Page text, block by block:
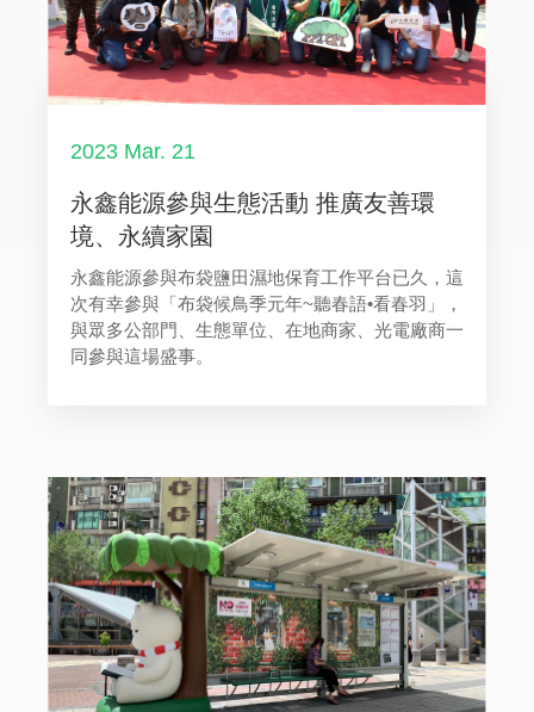
2023 Mar. 21
永鑫能源參與生態活動 推廣友善環
境、永續家園
永鑫能源參與布袋鹽田濕地保育工作平台已久，這
次有幸參與「布袋候鳥季元年~聽春語•看春羽」，
與眾多公部門、生態單位、在地商家、光電廠商一
同參與這場盛事。